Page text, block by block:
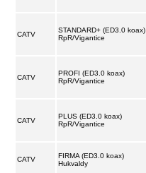
CATV
STANDARD+ (ED3.0 koax)
RpR/Vigantice
CATV
PROFI (ED3.0 koax)
RpR/Vigantice
CATV
PLUS (ED3.0 koax)
RpR/Vigantice
CATV
FIRMA (ED3.0 koax)
Hukvaldy